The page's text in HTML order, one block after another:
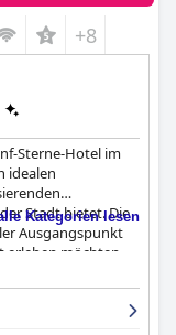
+8
Sterne-Hotel im
idealen
Stadt bietet. Die
Ausgangspunkt
erleben möchten.
mitten im
bietet ein
an Speisen,
Kategorien lesen